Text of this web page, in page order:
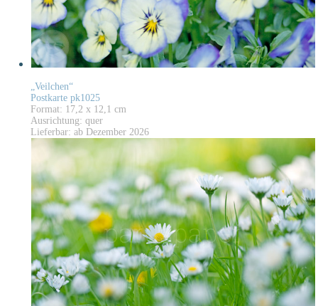
„Veilchen“
Postkarte pk1025
Format: 17,2 x 12,1 cm
Ausrichtung: quer
Lieferbar: ab Dezember 2026